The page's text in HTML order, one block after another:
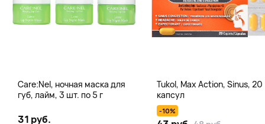
Care:Nel, ночная маска для
губ, лайм, 3 шт. по 5 г
31 руб.
Tukol, Max Action, Sinus, 20
капсул
-10%